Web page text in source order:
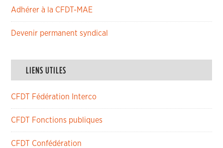
Adhérer à la CFDT-MAE
Devenir permanent syndical
LIENS UTILES
CFDT Fédération Interco
CFDT Fonctions publiques
CFDT Confédération